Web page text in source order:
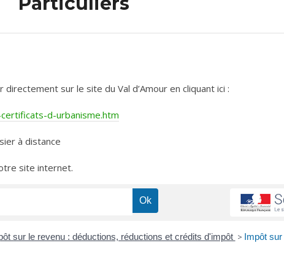
sur le site du Val d’Amour en cliquant ici :
d-urbanisme.htm
à distance
site internet.
sur le revenu : déductions, réductions et crédits d'impôt > Impôt